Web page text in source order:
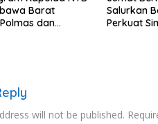
Barat
dan
Salurkan
Perkuat
will not be published.